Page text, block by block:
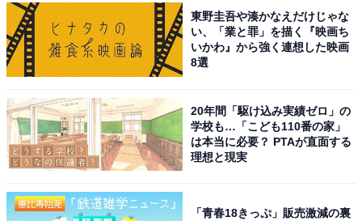
きでも安心ですよね。「レディースストレージデニムス
カート」は腰の部分にゴムが入っています。ウエストの
一部なので前からみるとゴム仕様には見えません。その
東野圭吾や湊かなえだけじゃな
い、「業と罪」を描く『映画ち
いかわ』から強く連想した映画
8選
20年間「駆け込み実績ゼロ」の
学校も…「こども110番の家」
は本当に必要？ PTAが直面する
理想と現実
「青春18きっぷ」販売激減の裏